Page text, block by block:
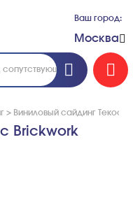
Ваш город:
Москва
> Виниловый сайдинг Текос
Brickwork